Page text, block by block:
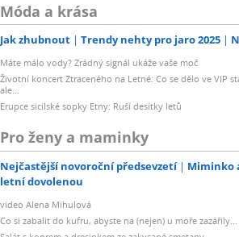
Móda a krása
Jak zhubnout Trendy nehty pro jaro 2025
Máte málo vody? Zrádný signál ukáže vaše moč
Životní koncert Ztraceného na Letné: Co se dělo ve VIP
ale...
Erupce sicilské sopky Etny: Ruší desítky letů
Pro ženy a maminky
Nejčastější novoroční předsevzetí Miminko
letní dovolenou
video Alena Mihulová
Co si zabalit do kufru, abyste na (nejen) u moře zazářily...